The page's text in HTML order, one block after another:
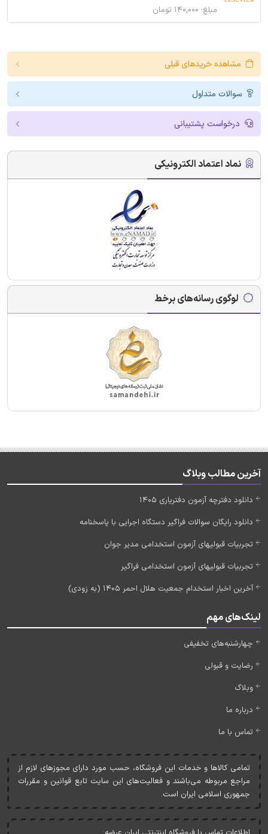
مبلغ: ۱۴۰,۰۰۰ تومان
مشاهده خریدهای قبلی
سوالات متداول
درخواست پشتیبانی
نماد اعتماد الکترونیکی
لوگوی رسانه‌های برخط
آخرین مطالب وبلاگ
دانلود دفترچه آزمون دفتریاری 1405
دانلود رایگان سوالات فراگیر دستگاه اجرایی با پاسخنامه
تجربیات قبولیهای آزمون استخدامی مدیر جوان
تجربیات قبولیهای آزمون استخدامی فراگیر
آخرین اخبار استخدام جمعیت هلال احمر 1405 (به زودی)
لینک‌های مهم
چهارشنبه‌های تخفیفی
رضایت و قبولی
وبلاگ
درباره ما
تماس با ما
تمامی کالاها و خدمات اين فروشگاه، حسب مورد دارای مجوزهای لازم از
مراجع مربوطه می‌باشند و فعاليت‌های اين سايت تابع قوانين و مقررات
جمهوری اسلامی ايران است.